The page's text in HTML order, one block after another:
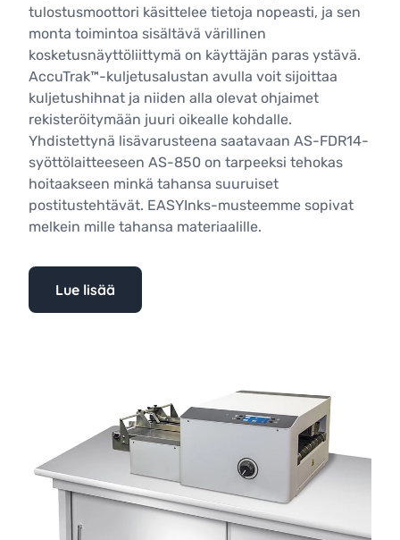
tulostusmoottori käsittelee tietoja nopeasti, ja sen
monta toimintoa sisältävä värillinen
kosketusnäyttöliittymä on käyttäjän paras ystävä.
AccuTrak™-kuljetusalustan avulla voit sijoittaa
kuljetushihnat ja niiden alla olevat ohjaimet
rekisteröitymään juuri oikealle kohdalle.
Yhdistettynä lisävarusteena saatavaan AS-FDR14-
syöttölaitteeseen AS-850 on tarpeeksi tehokas
hoitaakseen minkä tahansa suuruiset
postitustehtävät. EASYInks-musteemme sopivat
melkein mille tahansa materiaalille.
Lue lisää